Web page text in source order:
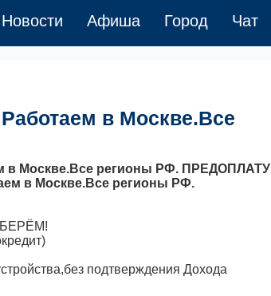
Новости Афиша Город Чат
в Москве.Все
Москве.Все регионы РФ. ПРЕДОПЛАТУ
в Москве.Все регионы РФ.
БЕРЁМ!
подтверждения Дохода